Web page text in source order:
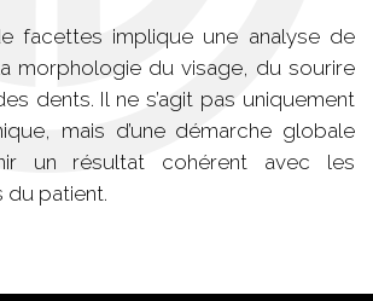
facettes implique une analyse de
morphologie du visage, du sourire
dents. Il ne s’agit pas uniquement
mais d’une démarche globale
un résultat cohérent avec les
du patient.